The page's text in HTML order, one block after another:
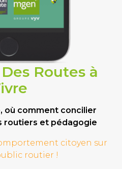
Routes à
où comment concilier
routiers et pédagogie
citoyen sur
routier !